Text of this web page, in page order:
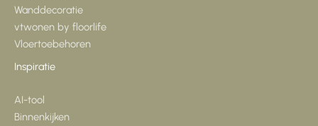
Wanddecoratie
vtwonen by floorlife
Vloertoebehoren
Inspiratie
AI-tool
Binnenkijken